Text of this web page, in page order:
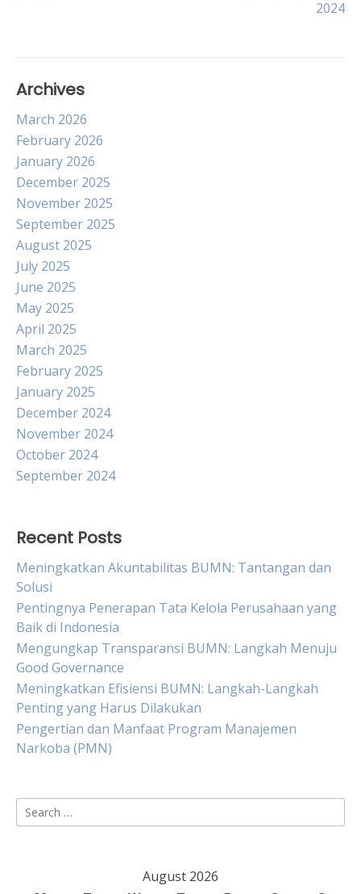
2024
Archives
March 2026
February 2026
January 2026
December 2025
November 2025
September 2025
August 2025
July 2025
June 2025
May 2025
April 2025
March 2025
February 2025
January 2025
December 2024
November 2024
October 2024
September 2024
Recent Posts
Meningkatkan Akuntabilitas BUMN: Tantangan dan
Solusi
Pentingnya Penerapan Tata Kelola Perusahaan yang
Baik di Indonesia
Mengungkap Transparansi BUMN: Langkah Menuju
Good Governance
Meningkatkan Efisiensi BUMN: Langkah-Langkah
Penting yang Harus Dilakukan
Pengertian dan Manfaat Program Manajemen
Narkoba (PMN)
Search
for:
August 2026